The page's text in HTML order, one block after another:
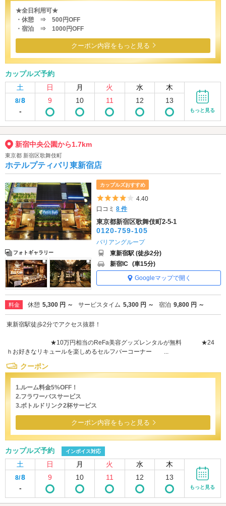
★全日利用可★
・休憩 ⇒ 500円OFF
・宿泊 ⇒ 1000円OFF
クーポン内容をもっと見る
カップルズ予約
土
日 月 火 水 木
8/8
-
9 10 11 12 13
もっと見る
新宿中央公園から1.7km
東京都 新宿区歌舞伎町
ホテルプティバリ東新宿店
フォトギャラリー
カップルズおすすめ
5つ星のうち4
4.40
口コミ8 件
東京都新宿区歌舞伎町2-5-1
0120-759-105
バリアングループ
東新宿駅 (徒歩2分)
新宿IC (車15分)
Googleマップで開く
料金 休憩 5,300 円 ～ サービスタイム 5,300 円 ～ 宿泊 9,800 円 ～
東新宿駅徒歩2分でアクセス抜群！
★10万円相当のReFa美容グッズレンタルが無料 ★24
ｈお好きなリキュールを楽しめるセルフバーコーナー ...
クーポン
1.ルーム料金5%OFF！
2.フラワーバスサービス
3.ボトルドリンク2杯サービス
クーポン内容をもっと見る
カップルズ予約 インボイス対応
土 日 月 火 水 木
8/8
-
9 10 11 12 13
もっと見る